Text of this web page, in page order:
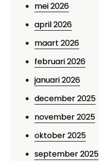
mei 2026
april 2026
maart 2026
februari 2026
januari 2026
december 2025
november 2025
oktober 2025
september 2025